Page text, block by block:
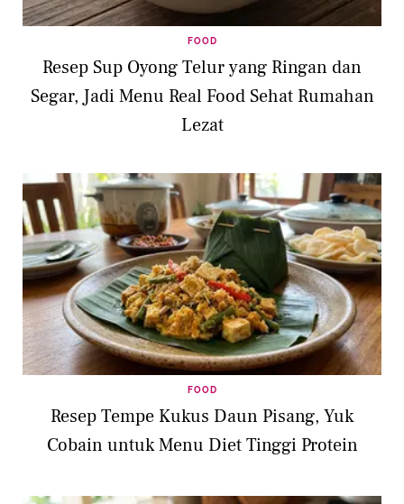
FOOD
Resep Sup Oyong Telur yang Ringan dan
Segar, Jadi Menu Real Food Sehat Rumahan
Lezat
FOOD
Resep Tempe Kukus Daun Pisang, Yuk
Cobain untuk Menu Diet Tinggi Protein